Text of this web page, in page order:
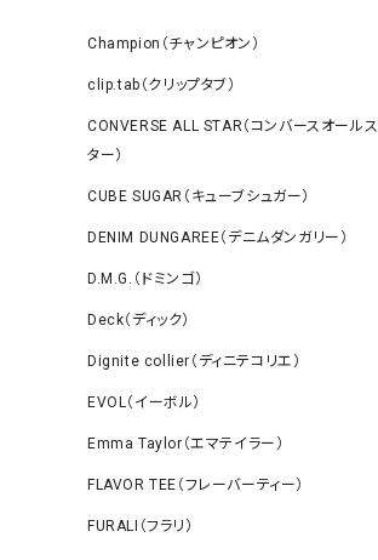
Champion（チャンピオン）
clip.tab（クリップタブ）
CONVERSE ALL STAR（コンバースオールス
ター）
CUBE SUGAR（キューブシュガー）
DENIM DUNGAREE（デニムダンガリー）
D.M.G.（ドミンゴ）
Deck（ディック）
Dignite collier（ディニテコリエ）
EVOL（イーボル）
Emma Taylor（エマテイラー）
FLAVOR TEE（フレーバーティー）
FURALI（フラリ）